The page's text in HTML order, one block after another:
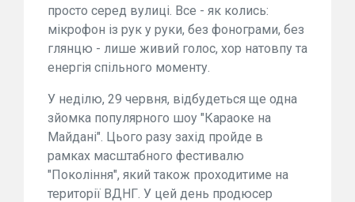
просто серед вулиці. Все - як колись:
мікрофон із рук у руки, без фонограми, без
глянцю - лише живий голос, хор натовпу та
енергія спільного моменту.
У неділю, 29 червня, відбудеться ще одна
зйомка популярного шоу "Караоке на
Майдані". Цього разу захід пройде в
рамках масштабного фестивалю
"Покоління", який також проходитиме на
території ВДНГ. У цей день продюсер